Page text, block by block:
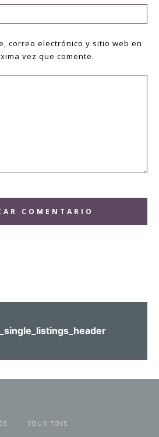
correo electrónico y sitio web en
vez que comente.
YOUR TOYS